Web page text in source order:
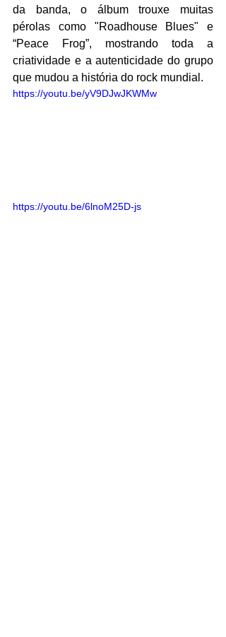
da banda, o álbum trouxe muitas
pérolas como "Roadhouse Blues" e
“Peace Frog”, mostrando toda a
criatividade e a autenticidade do grupo
que mudou a história do rock mundial.
https://youtu.be/yV9DJwJKWMw
https://youtu.be/6lnoM25D-js